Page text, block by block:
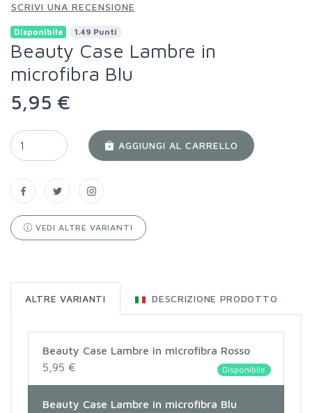
SCRIVI UNA RECENSIONE
Disponibile 1.49 Punti
Beauty Case Lambre in
microfibra Blu
5,95 €
AGGIUNGI AL CARRELLO
VEDI ALTRE VARIANTI
ALTRE VARIANTI DESCRIZIONE PRODOTTO
Beauty Case Lambre in microfibra Rosso
Disponibile
5,95 €
Beauty Case Lambre in microfibra Blu